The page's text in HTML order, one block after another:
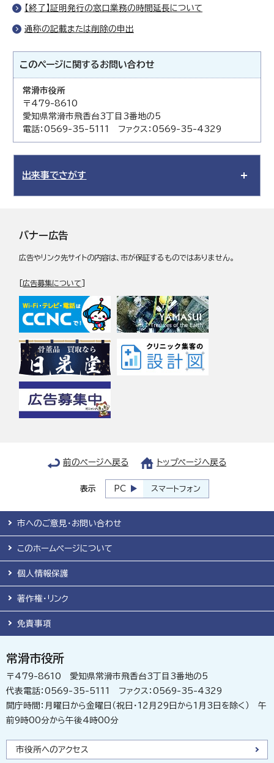
【終了】証明発行の窓口業務の時間延長について
通称の記載または削除の申出
このページに関する お問い合わせ
常滑市役所
〒479-8610
愛知県常滑市飛香台3丁目3番地の5
電話：0569-35-5111 ファクス：0569-35-4329
出来事でさがす
バナー広告
広告やリンク先サイトの内容は、市が保証するものではありません。
[広告募集について
前のページへ戻る トップページへ戻る
表示 PC スマートフォン
市へのご意見・お問い合わせ
このホームページについて
個人情報保護
著作権・リンク
免責事項
常滑市役所
〒479-8610 愛知県常滑市飛香台3丁目3番地の5
代表電話：0569-35-5111 ファクス：0569-35-4329
開庁時間：月曜日から金曜日（祝日・12月29日から1月3日を除く） 午
前9時00分から午後4時00分
市役所へのアクセス